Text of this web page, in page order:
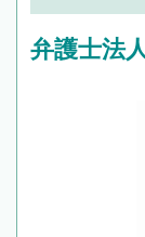
弁護士法